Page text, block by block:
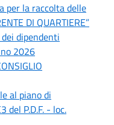
per la raccolta delle
DI QUARTIERE”
dipendenti
2026
al piano di
del P.D.F. - loc.